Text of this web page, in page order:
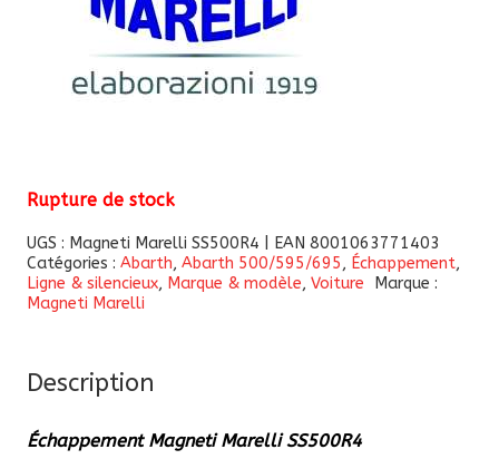
Rupture de stock
UGS : Magneti Marelli SS500R4 | EAN 8001063771403
Catégories : Abarth, Abarth 500/595/695, Échappement,
Ligne & silencieux, Marque & modèle, Voiture
Marque :
Magneti Marelli
Description
Échappement Magneti Marelli SS500R4